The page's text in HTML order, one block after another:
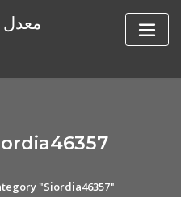
معدل
"Siordia46357"